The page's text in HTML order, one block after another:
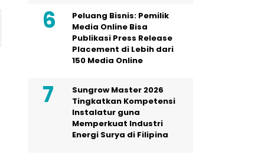
Peluang Bisnis: Pemilik
Media Online Bisa
Publikasi Press Release
Placement di Lebih dari
150 Media Online
Sungrow Master 2026
Tingkatkan Kompetensi
Instalatur guna
Memperkuat Industri
Energi Surya di Filipina